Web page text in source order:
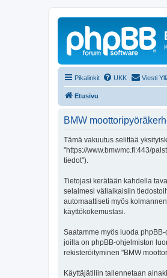
Pikalinkit UKK Viesti
Etusivu
BMW
Tämä vakuutus selittää
"https://www.bmwmc.fi:443/
tiedot").
Tietojasi kerätään kahdella
selaimesi väliaikaisiin
automaattiseti myös
käyttökokemustasi.
Saatamme myös luoda
joilla on phpBB-ohjelmiston
rekisteröityminen "BMW
Käyttäjätiliin tallennetaan